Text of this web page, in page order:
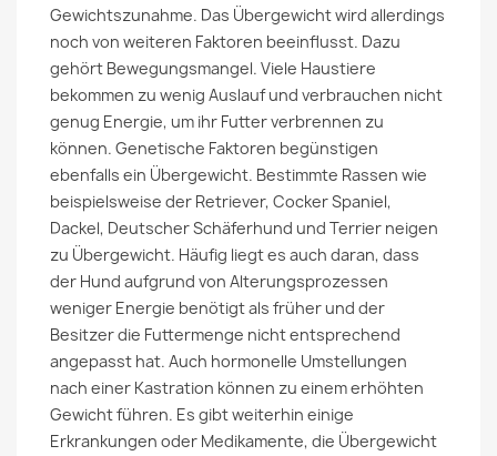
Gewichtszunahme. Das Übergewicht wird allerdings
noch von weiteren Faktoren beeinflusst. Dazu
gehört Bewegungsmangel. Viele Haustiere
bekommen zu wenig Auslauf und verbrauchen nicht
genug Energie, um ihr Futter verbrennen zu
können. Genetische Faktoren begünstigen
ebenfalls ein Übergewicht. Bestimmte Rassen wie
beispielsweise der Retriever, Cocker Spaniel,
Dackel, Deutscher Schäferhund und Terrier neigen
zu Übergewicht. Häufig liegt es auch daran, dass
der Hund aufgrund von Alterungsprozessen
weniger Energie benötigt als früher und der
Besitzer die Futtermenge nicht entsprechend
angepasst hat. Auch hormonelle Umstellungen
nach einer Kastration können zu einem erhöhten
Gewicht führen. Es gibt weiterhin einige
Erkrankungen oder Medikamente, die Übergewicht